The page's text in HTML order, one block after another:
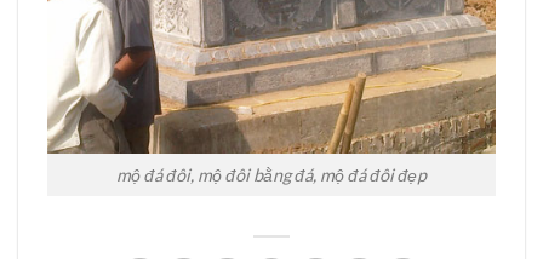
mộ đá đôi, mộ đôi bằng đá, mộ đá đôi đẹp